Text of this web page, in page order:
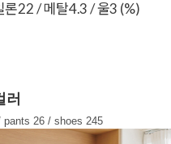
22 / 메탈4.3 / 울3 (%)
러
pants 26 / shoes 245